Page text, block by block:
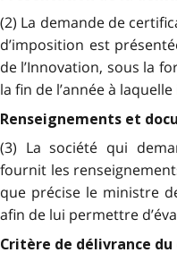
(2) La demande de
d’imposition est
de l’Innovation, sous la
la fin de l’année à
Renseignements et
(3) La société qui
fournit les
que précise le ministre
afin de lui permettre
Critère de délivrance